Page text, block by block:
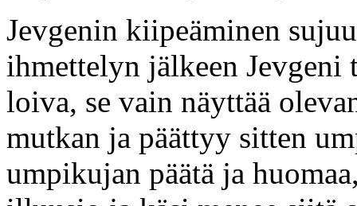
Jevgenin kiipeäminen
ihmettelyn jälkeen Jevgeni
loiva, se vain näyttää
mutkan ja päättyy sitten
umpikujan päätä ja